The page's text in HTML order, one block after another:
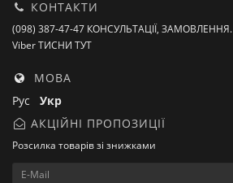
КОНТАКТИ
(098) 387-47-47 КОНСУЛЬТАЦІЇ, ЗАМОВЛЕННЯ.
Viber ТИСНИ ТУТ
МОВА
Рус Укр
АКЦІЙНІ ПРОПОЗИЦІЇ
Розсилка товарів зі знижками